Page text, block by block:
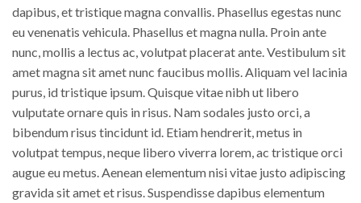
dapibus, et tristique magna convallis. Phasellus egestas nunc
eu venenatis vehicula. Phasellus et magna nulla. Proin ante
nunc, mollis a lectus ac, volutpat placerat ante. Vestibulum sit
amet magna sit amet nunc faucibus mollis. Aliquam vel lacinia
purus, id tristique ipsum. Quisque vitae nibh ut libero
vulputate ornare quis in risus. Nam sodales justo orci, a
bibendum risus tincidunt id. Etiam hendrerit, metus in
volutpat tempus, neque libero viverra lorem, ac tristique orci
augue eu metus. Aenean elementum nisi vitae justo adipiscing
gravida sit amet et risus. Suspendisse dapibus elementum